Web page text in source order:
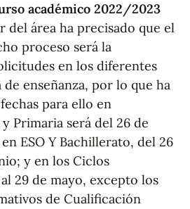
académico 2022/2023
del área ha precisado que el
proceso será la
en los diferentes
enseñanza, por lo que ha
para ello en
Primaria será del 26 de
ESO Y Bachillerato, del 26
y en los Ciclos
29 de mayo, excepto los
de Cualificación